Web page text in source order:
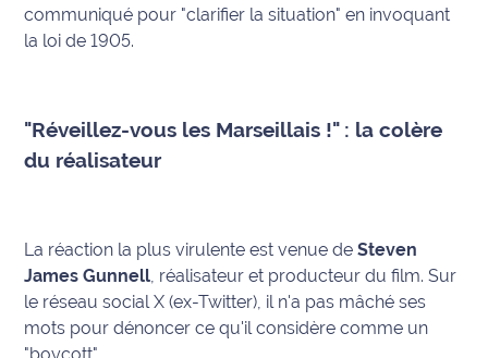
Santé
Transport
Défense
Municipales
communiqué pour "clarifier la situation" en invoquant
la loi de 1905.
"Réveillez-vous les Marseillais !" : la colère
du réalisateur
La réaction la plus virulente est venue deSteven
James Gunnell , réalisateur et producteur du film. Sur
le réseau social X (ex-Twitter), il n'a pas mâché ses
mots pour dénoncer ce qu'il considère comme un
"boycott".